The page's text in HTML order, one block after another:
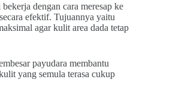
dengan cara meresap ke
efektif. Tujuannya yaitu
agar kulit area dada tetap
payudara membantu
yang semula terasa cukup